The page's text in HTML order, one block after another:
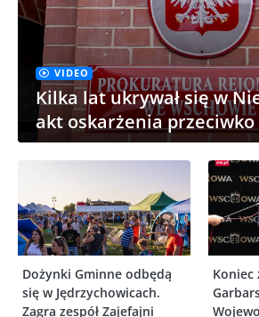
VIDEO
Kilka lat ukrywał się w
akt oskarżenia przeciwko
Dożynki Gminne odbędą
się w Jędrzychowicach.
Zagra zespół Zajefajni
Koniec